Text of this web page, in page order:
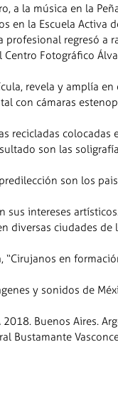
a la música en la
en la Escuela Activa
regresó a
Fotográfico
revela y amplía
con cámaras
recicladas colocadas
son las
son los
sus intereses artísticos.
diversas ciudades de
en
y sonidos de
Buenos Aires.
Bustamante